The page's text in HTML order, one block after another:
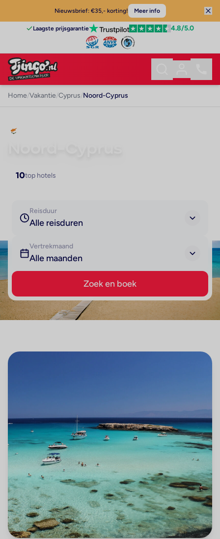
Nieuwsbrief: €35,- korting! Meer info
Laagste prijsgarantie 4.8/5.0
Home/Vakantie/Cyprus/Noord-Cyprus
10top hotels
Reisduur
Alle reisduren
Vertrekmaand
Alle maanden
Zoek en boek